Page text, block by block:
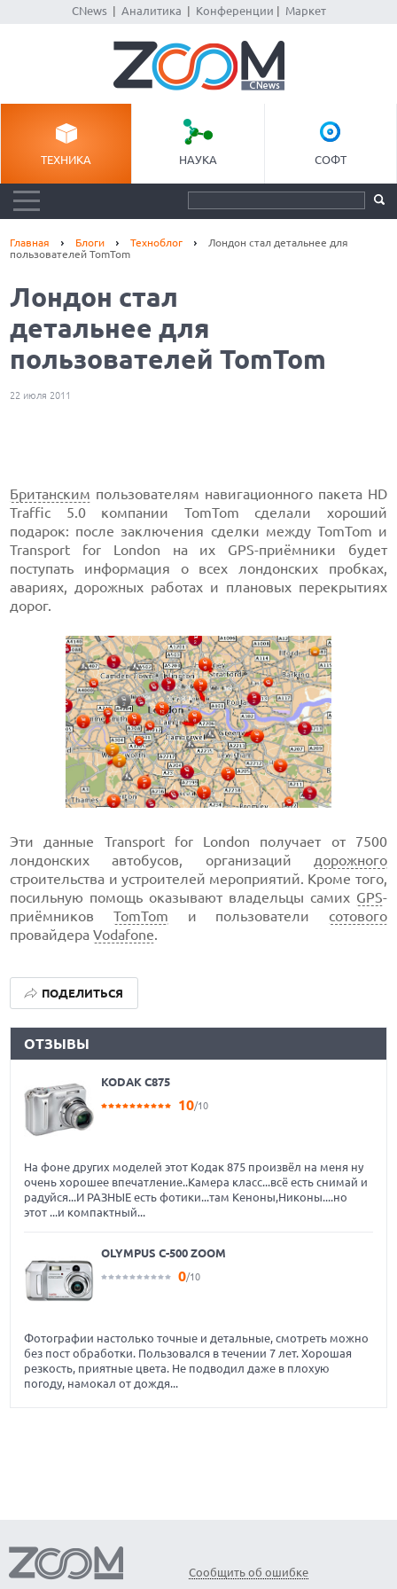
CNews| Аналитика Конференции Маркет
ТЕХНИКА НАУКА СОФТ
Главная Блоги Техноблог
Лондон стал детальнее для
пользователей TomTom
Лондон стал
детальнее для
пользователей TomTom
22 июля 2011
Британским пользователям навигационного пакета HD
Traffic 5.0 компании TomTom сделали хороший
подарок: после заключения сделки между TomTom и
Transport for London на их GPS-приёмники будет
поступать информация о всех лондонских пробках,
авариях, дорожных работах и плановых перекрытиях
дорог.
Эти данные Transport for London получает от 7500
лондонских автобусов, организаций дорожного
строительства и устроителей мероприятий. Кроме того,
посильную помощь оказывают владельцы самих GPS-
приёмников TomTom и пользователи сотового
провайдераVodafone.
ПОДЕЛИТЬСЯ
ОТЗЫВЫ
KODAK C875
10/10
На фоне других моделей этот Кодак 875 произвёл на меня ну
очень хорошее впечатление..Камера класс...всё есть снимай и
радуйся...И РАЗНЫЕ есть фотики...там Кеноны,Никоны....но
этот ...и компактный...
OLYMPUS C-500 ZOOM
0/10
Фотографии настолько точные и детальные, смотреть можно
без пост обработки. Пользовался в течении 7 лет. Хорошая
резкость, приятные цвета. Не подводил даже в плохую
погоду, намокал от дождя...
Сообщить об ошибке